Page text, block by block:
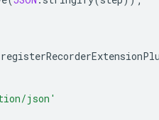
json'